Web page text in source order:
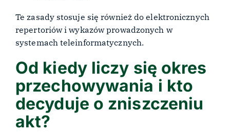
Te zasady stosuje się również do elektronicznych
repertoriów i wykazów prowadzonych w
systemach teleinformatycznych.
Od kiedy liczy się okres
przechowywania i kto
decyduje o zniszczeniu
akt?